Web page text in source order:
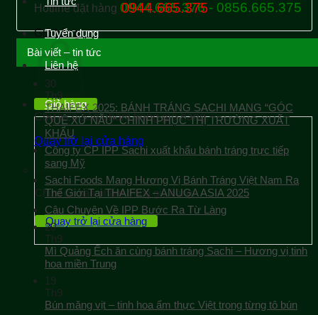
Hotline đặt hàng 0944.665.376 - 0856.665.375
Giỏ hàng
Chưa có sản phẩm trong giỏ hàng.
Quay trở lại cửa hàng
Tuyển dụng
Liên hệ
Giỏ hàng
Chưa có sản phẩm trong giỏ hàng.
Quay trở lại cửa hàng
0944.665.375
Bài viết – tin tức
30
Th9
THAIFEX 2025: BÁNH TRÁNG SACHI MANG “GÓC
QUÊ XỨ NẪU” CHINH PHỤC THỊ TRƯỜNG XUẤT
KHẨU
Công ty CP IPP Sachi xuất khẩu bánh tráng trực tiếp
sang Mỹ
Sachi Foods Mang Hương Vị Bánh Tráng Việt Nam Ra
Thế Giới Tại THAIFEX – ANUGA ASIA 2025
Câu Chuyện Về IPP Bước Ra Từ Làng
20
Th9
Mì Quảng Ếch ăn cùng bánh tráng Sachi – Hương vị tinh
hoa miền Trung
19
Th9
Bún măng vịt – tinh hoa ẩm thực Việt trong từng tô bún